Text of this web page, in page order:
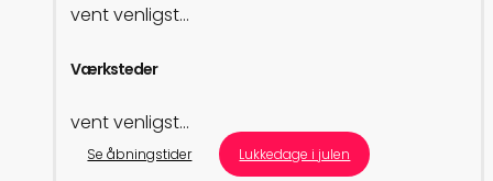
vent venligst...
Værksteder
vent venligst...
Se åbningstider Lukkedage i julen